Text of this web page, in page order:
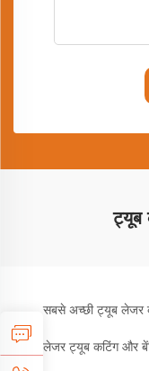
ट्यूब
सबसे अच्छी ट्यूब लेजर
लेजर ट्यूब कटिंग और